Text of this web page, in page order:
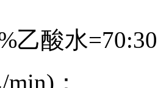
乙酸水=70:30
：